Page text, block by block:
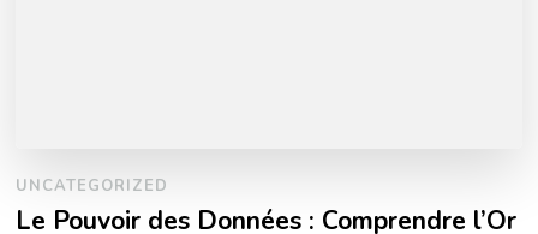
UNCATEGORIZED
Le Pouvoir des Données : Comprendre l’Or